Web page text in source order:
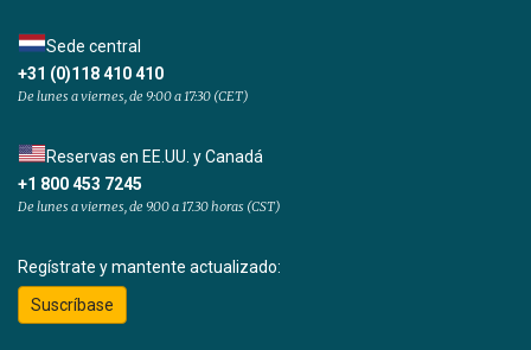
Sede central
+31 (0)118 410 410
De lunes a viernes, de 9:00 a 17:30 (CET)
Reservas en EE.UU. y Canadá
+1 800 453 7245
De lunes a viernes, de 9.00 a 17.30 horas (CST)
Regístrate y mantente actualizado:
Suscríbase